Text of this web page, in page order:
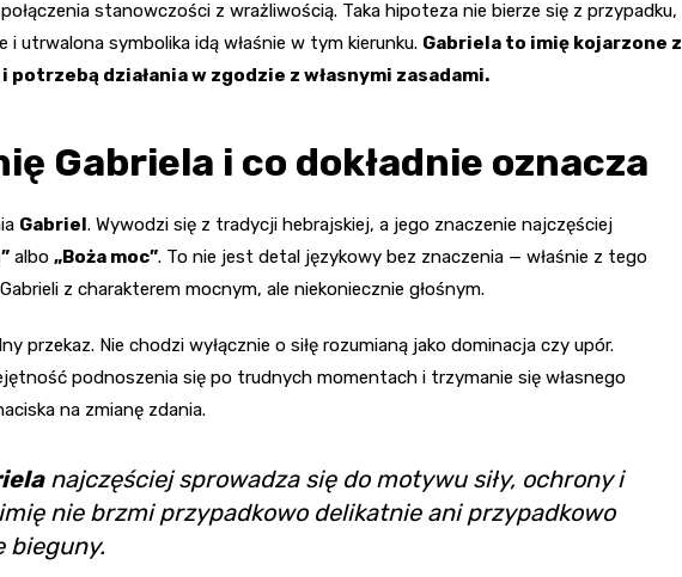
stanowczości z wrażliwością. Taka hipoteza nie bierze się z przypadku,
utrwalona symbolika idą właśnie w tym kierunku. Gabriela to imię kojarzone z
działania w zgodzie z własnymi zasadami.
Gabriela i co dokładnie oznacza
Gabriel. Wywodzi się z tradycji hebrajskiej, a jego znaczenie najczęściej
albo „Boża moc”. To nie jest detal językowy bez znaczenia — właśnie z tego
z charakterem mocnym, ale niekoniecznie głośnym.
przekaz. Nie chodzi wyłącznie o siłę rozumianą jako dominacja czy upór.
podnoszenia się po trudnych momentach i trzymanie się własnego
na zmianę zdania.
najczęściej sprowadza się do motywu siły, ochrony i
nie brzmi przypadkowo delikatnie ani przypadkowo
bieguny.